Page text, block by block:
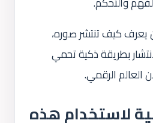
كيف تنتشر صوره،
بطريقة ذكية تحمي
العالم الرقمي.
لاستخدام هذه